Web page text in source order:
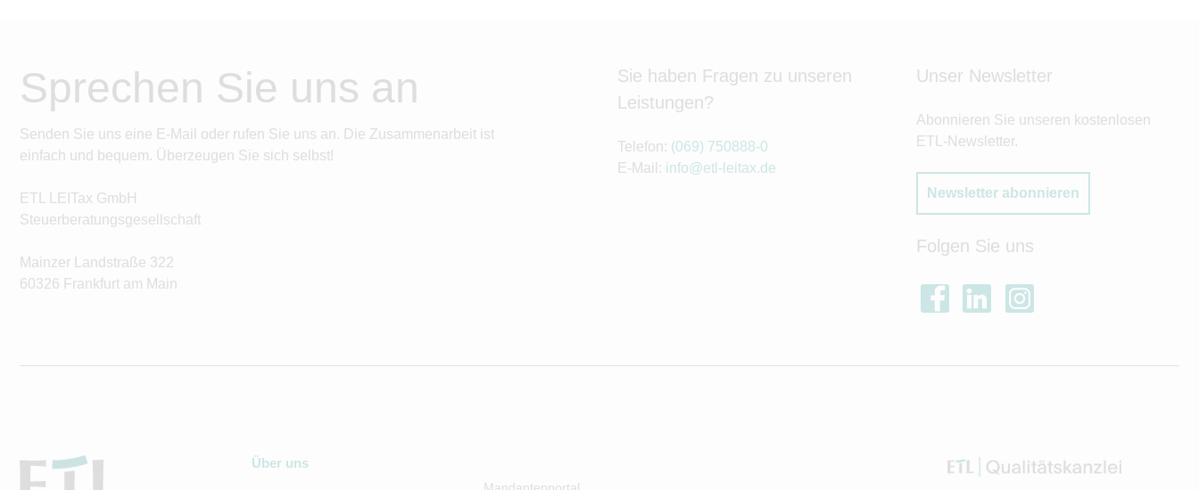
Sprechen Sie uns an
Senden Sie uns eine E-Mail oder rufen Sie uns an. Die Zusammenarbeit ist
einfach und bequem. Überzeugen Sie sich selbst!
ETL LEITax GmbH
Steuerberatungsgesellschaft
Mainzer Landstraße 322
60326 Frankfurt am Main
Sie haben Fragen zu unseren
Leistungen?
Telefon: (069) 750888-0
E-Mail: info@etl-leitax.de
Unser Newsletter
Abonnieren Sie unseren kostenlosen
ETL-Newsletter.
Newsletter abonnieren
Folgen Sie uns
Über uns